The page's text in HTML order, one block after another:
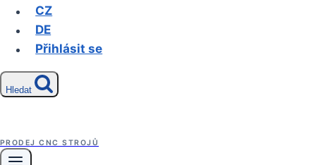
CZ
DE
Přihlásit se
Hledat
PRODEJ CNC STROJŮ